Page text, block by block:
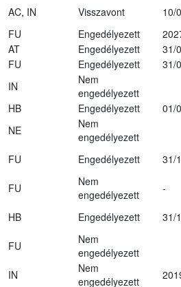
AC, IN Visszavont
10/
FU Engedélyezett
AT Engedélyezett
31/
FU Engedélyezett
31/
IN
Nem
engedélyezett
HB Engedélyezett
01/
NE
Nem
engedélyezett
FU Engedélyezett 31/
FU
Nem
engedélyezett
-
HB Engedélyezett 31/
FU
Nem
engedélyezett
IN
Nem
engedélyezett